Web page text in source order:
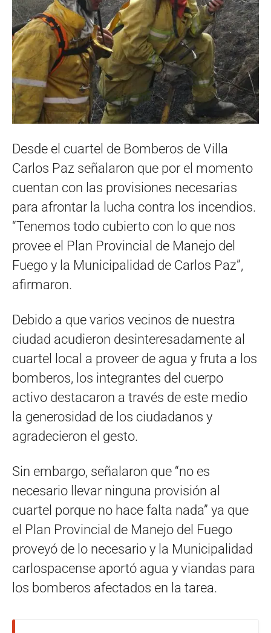
Desde el cuartel de Bomberos de Villa
Carlos Paz señalaron que por el momento
cuentan con las provisiones necesarias
para afrontar la lucha contra los incendios.
“Tenemos todo cubierto con lo que nos
provee el Plan Provincial de Manejo del
Fuego y la Municipalidad de Carlos Paz”,
afirmaron.
Debido a que varios vecinos de nuestra
ciudad acudieron desinteresadamente al
cuartel local a proveer de agua y fruta a los
bomberos, los integrantes del cuerpo
activo destacaron a través de este medio
la generosidad de los ciudadanos y
agradecieron el gesto.
Sin embargo, señalaron que “no es
necesario llevar ninguna provisión al
cuartel porque no hace falta nada” ya que
el Plan Provincial de Manejo del Fuego
proveyó de lo necesario y la Municipalidad
carlospacense aportó agua y viandas para
los bomberos afectados en la tarea.